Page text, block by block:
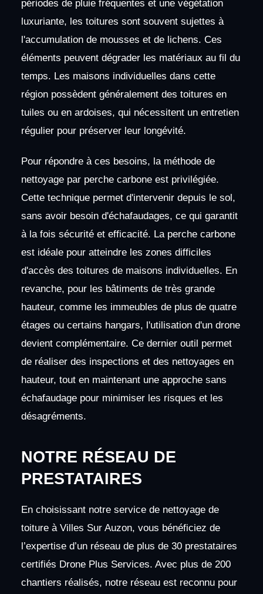
périodes de pluie fréquentes et une végétation
luxuriante, les toitures sont souvent sujettes à
l'accumulation de mousses et de lichens. Ces
éléments peuvent dégrader les matériaux au fil du
temps. Les maisons individuelles dans cette
région possèdent généralement des toitures en
tuiles ou en ardoises, qui nécessitent un entretien
régulier pour préserver leur longévité.
Pour répondre à ces besoins, la méthode de
nettoyage par perche carbone est privilégiée.
Cette technique permet d'intervenir depuis le sol,
sans avoir besoin d'échafaudages, ce qui garantit
à la fois sécurité et efficacité. La perche carbone
est idéale pour atteindre les zones difficiles
d'accès des toitures de maisons individuelles. En
revanche, pour les bâtiments de très grande
hauteur, comme les immeubles de plus de quatre
étages ou certains hangars, l'utilisation d'un drone
devient complémentaire. Ce dernier outil permet
de réaliser des inspections et des nettoyages en
hauteur, tout en maintenant une approche sans
échafaudage pour minimiser les risques et les
désagréments.
NOTRE RÉSEAU DE
PRESTATAIRES
En choisissant notre service de nettoyage de
toiture à Villes Sur Auzon, vous bénéficiez de
l’expertise d’un réseau de plus de 30 prestataires
certifiés Drone Plus Services. Avec plus de 200
chantiers réalisés, notre réseau est reconnu pour